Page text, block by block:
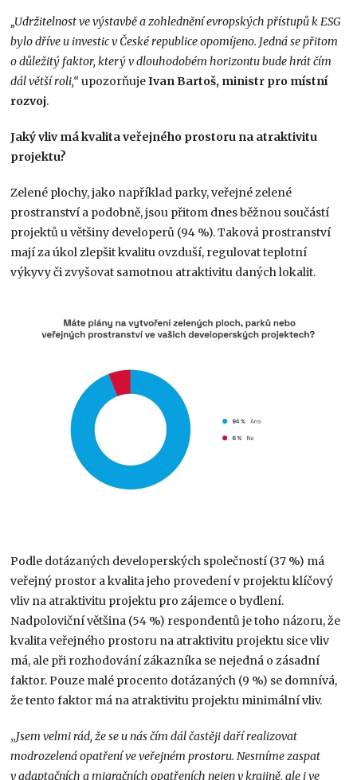
„Udržitelnost ve výstavbě a zohlednění evropských přístupů k ESG
bylo dříve u investic v České republice opomíjeno. Jedná se přitom
o důležitý faktor, který v dlouhodobém horizontu bude hrát čím
dál větší roli,“upozorňujeIvan Bartoš, ministr pro místní
rozvoj.
Jaký vliv má kvalita veřejného prostoru na atraktivitu
projektu?
Zelené plochy, jako například parky, veřejné zelené
prostranství a podobně, jsou přitom dnes běžnou součástí
projektů u většiny developerů (94 %). Taková prostranství
mají za úkol zlepšit kvalitu ovzduší, regulovat teplotní
výkyvy či zvyšovat samotnou atraktivitu daných lokalit.
Podle dotázaných developerských společností (37 %) má
veřejný prostor a kvalita jeho provedení v projektu klíčový
vliv na atraktivitu projektu pro zájemce o bydlení.
Nadpoloviční většina (54 %) respondentů je toho názoru, že
kvalita veřejného prostoru na atraktivitu projektu sice vliv
má, ale při rozhodování zákazníka se nejedná o zásadní
faktor. Pouze malé procento dotázaných (9 %) se domnívá,
že tento faktor má na atraktivitu projektu minimální vliv.
„Jsem velmi rád, že se u nás čím dál častěji daří realizovat
modrozelená opatření ve veřejném prostoru. Nesmíme zaspat
v adaptačních a migračních opatřeních nejen v krajině, ale i ve